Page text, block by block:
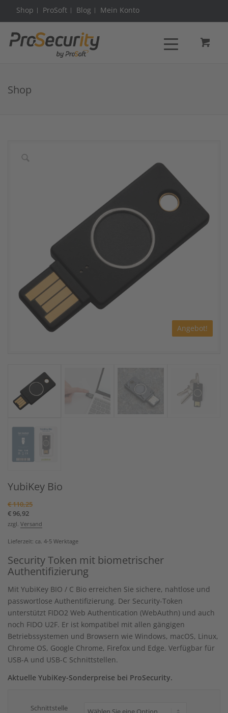
Shop ProSoft Blog Mein Konto
Shop
Angebot!
YubiKey Bio
€110,25
€96,92
zzgl. Versand
Lieferzeit: ca. 4-5 Werktage
Security Token mit biometrischer
Authentifizierung
Mit YubiKey BIO / C Bio erreichen Sie sichere, nahtlose und
passwortlose Authentifizierung. Der Security-Token
unterstützt FIDO2 Web Authentication (WebAuthn) und auch
noch FIDO U2F. Er ist kompatibel mit allen gängigen
Betriebssystemen und Browsern wie Windows, macOS, Linux,
Chrome OS, Google Chrome, Firefox und Edge. Verfügbar für
USB-A und USB-C Schnittstellen.
Aktuelle YubiKey-Sonderpreise bei ProSecurity.
Schnittstelle